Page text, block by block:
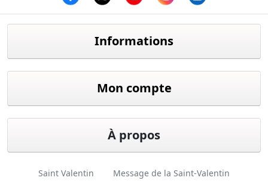
Informations
Mon compte
À propos
Saint Valentin Message de la Saint-Valentin